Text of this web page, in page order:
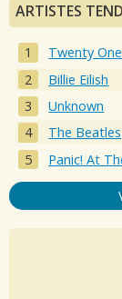
ARTISTES
Twenty
Billie Eilish
Unknown
The Beatles
Panic! At